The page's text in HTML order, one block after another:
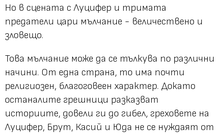
Но в сцената с Луцифер и тримата
предатели цари мълчание - величествено и
зловещо.
Това мълчание може да се тълкува по различни
начини. От една страна, то има почти
религиозен, благоговеен характер. Докато
останалите грешници разказват
историите, довели ги до гибел, греховете на
Луцифер, Брут, Касий и Юда не се нуждаят от